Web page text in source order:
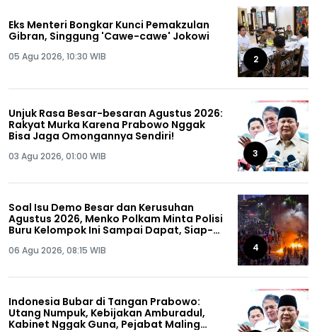
Eks Menteri Bongkar Kunci Pemakzulan
Gibran, Singgung 'Cawe-cawe' Jokowi
05 Agu 2026, 10:30 WIB 2
Unjuk Rasa Besar-besaran Agustus 2026:
Rakyat Murka Karena Prabowo Nggak
Bisa Jaga Omongannya Sendiri!
03 Agu 2026, 01:00 WIB 3
Soal Isu Demo Besar dan Kerusuhan
Agustus 2026, Menko Polkam Minta Polisi
Buru Kelompok Ini Sampai Dapat, Siap-
06 Agu 2026, 08:15 WIB 4
Indonesia Bubar di Tangan Prabowo:
Utang Numpuk, Kebijakan Amburadul,
Kabinet Nggak Guna, Pejabat Maling